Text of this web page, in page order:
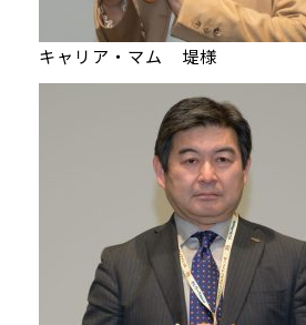
キャリア・マム 堤様